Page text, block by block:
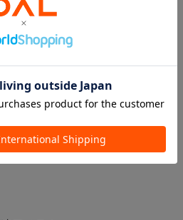
＼キッチンアイテムの新商品＆定番商品をご紹介！／
おすすめのキッチンアイテム特集🧽🫧
3COINS+plusイオン釧路店
イオン釧路店
3COINS